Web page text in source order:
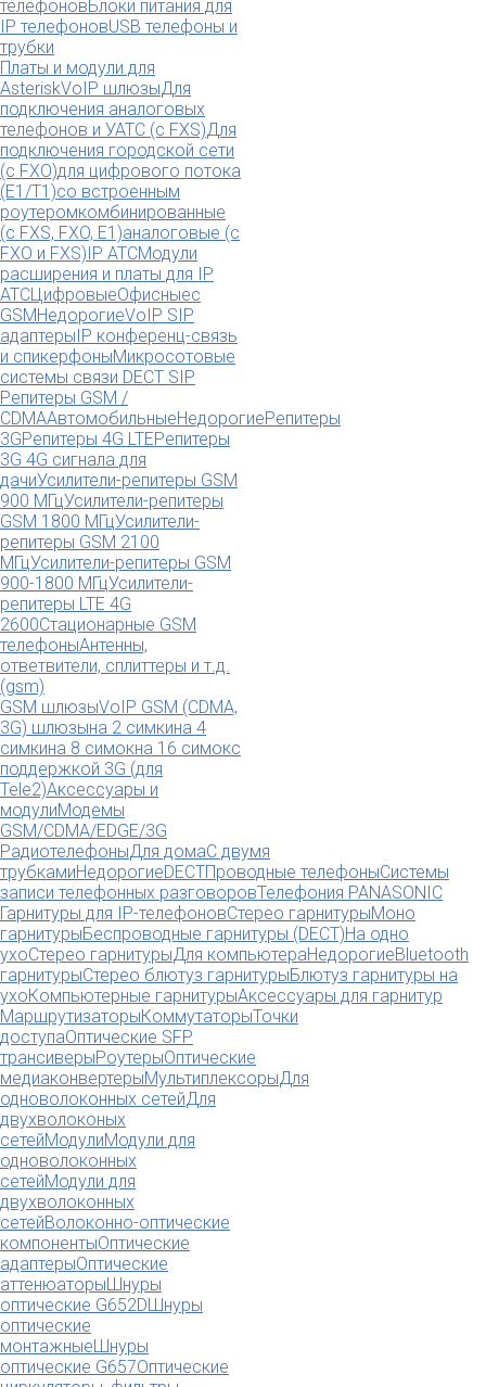
телефоновБлоки питания для
IP телефоновUSB телефоны и
трубки
Платы и модули для
AsteriskVoIP шлюзыДля
подключения аналоговых
телефонов и УАТС (с FXS)Для
подключения городской сети
(с FXO)для цифрового потока
(E1/T1)со встроенным
роутеромкомбинированные
(c FXS, FXO, E1)аналоговые (с
FXO и FXS)IP АТСМодули
расширения и платы для IP
АТСЦифровыеОфисныес
GSMНедорогиеVoIP SIP
адаптерыIP конференц-связь
и спикерфоныМикросотовые
системы связи DECT SIP
Репитеры GSM /
CDMAАвтомобильныеНедорогиеРепитеры
3GРепитеры 4G LTEРепитеры
3G 4G сигнала для
дачиУсилители-репитеры GSM
900 МГцУсилители-репитеры
GSM 1800 МГцУсилители-
репитеры GSM 2100
МГцУсилители-репитеры GSM
900-1800 МГцУсилители-
репитеры LTE 4G
2600Стационарные GSM
телефоныАнтенны,
ответвители, сплиттеры и т.д.
(gsm)
GSM шлюзыVoIP GSM (CDMA,
3G) шлюзына 2 симкина 4
симкина 8 симокна 16 симокс
поддержкой 3G (для
Tele2)Аксессуары и
модулиМодемы
GSM/CDMA/EDGE/3G
РадиотелефоныДля домаС двумя
трубкамиНедорогиеDECTПроводные телефоныСистемы
записи телефонных разговоровТелефония PANASONIC
Гарнитуры для IP-телефоновСтерео гарнитурыМоно
гарнитурыБеспроводные гарнитуры (DECT)На одно
ухоСтерео гарнитурыДля компьютераНедорогиеBluetooth
гарнитурыСтерео блютуз гарнитурыБлютуз гарнитуры на
ухоКомпьютерные гарнитурыАксессуары для гарнитур
МаршрутизаторыКоммутаторыТочки
доступаОптические SFP
трансиверыРоутерыОптические
медиаконвертерыМультиплексорыДля
одноволоконных сетейДля
двухволоконых
сетейМодулиМодули для
одноволоконных
сетейМодули для
двухволоконных
сетейВолоконно-оптические
компонентыОптические
адаптерыОптические
аттенюаторыШнуры
оптические G652DШнуры
оптические
монтажныеШнуры
оптические G657Оптические